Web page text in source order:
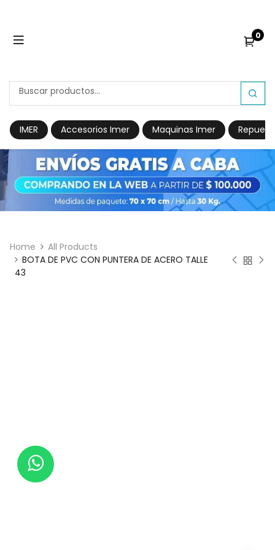
0
IMER Accesorios Imer Maquinas Imer
Home
All Products
BOTA DE PVC CON PUNTERA DE ACERO TALLE
43